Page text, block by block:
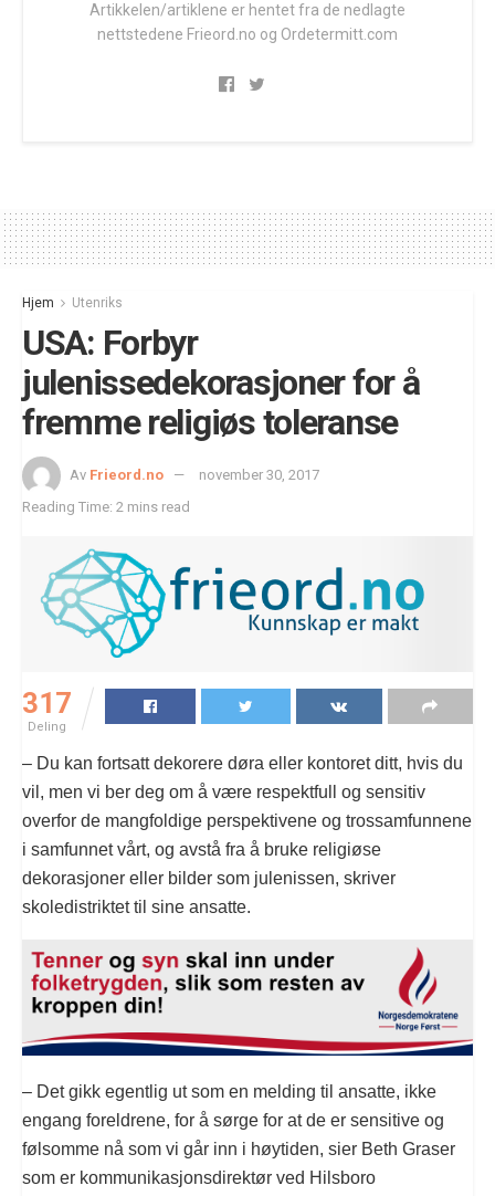
Artikkelen/artiklene er hentet fra de nedlagte
nettstedene Frieord.no og Ordetermitt.com
Hjem Utenriks
USA: Forbyr
julenissedekorasjoner for å
fremme religiøs toleranse
Av Frieord.no
november 30, 2017
Reading Time: 2 mins read
317
Deling
– Du kan fortsatt dekorere døra eller kontoret ditt, hvis du
vil, men vi ber deg om å være respektfull og sensitiv
overfor de mangfoldige perspektivene og trossamfunnene
i samfunnet vårt, og avstå fra å bruke religiøse
dekorasjoner eller bilder som julenissen, skriver
skoledistriktet til sine ansatte.
– Det gikk egentlig ut som en melding til ansatte, ikke
engang foreldrene, for å sørge for at de er sensitive og
følsomme nå som vi går inn i høytiden, sier Beth Graser
som er kommunikasjonsdirektør ved Hilsboro